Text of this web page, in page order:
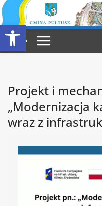
Otwórz
Przejdź
do
treści
Projekt i
„Modernizacja
wraz z